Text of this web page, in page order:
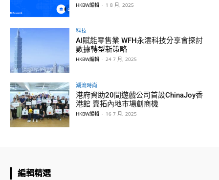
HKBW編輯 - 1 8 月, 2025
科技
AI賦能零售業 WFH永澐科技分享會探討
數據轉型新策略
HKBW編輯 - 24 7 月, 2025
潮流時尚
港府資助20間遊戲公司首設ChinaJoy香
港館 冀拓內地市場創商機
HKBW編輯 - 16 7 月, 2025
編輯精選